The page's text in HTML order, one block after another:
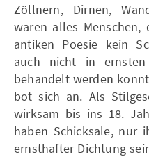
Zöllnern, Dirnen,
waren alles Menschen,
antiken Poesie kein
auch nicht in ernsten
behandelt werden
bot sich an. Als
wirksam bis ins 18.
haben Schicksale, nur
ernsthafter Dichtung